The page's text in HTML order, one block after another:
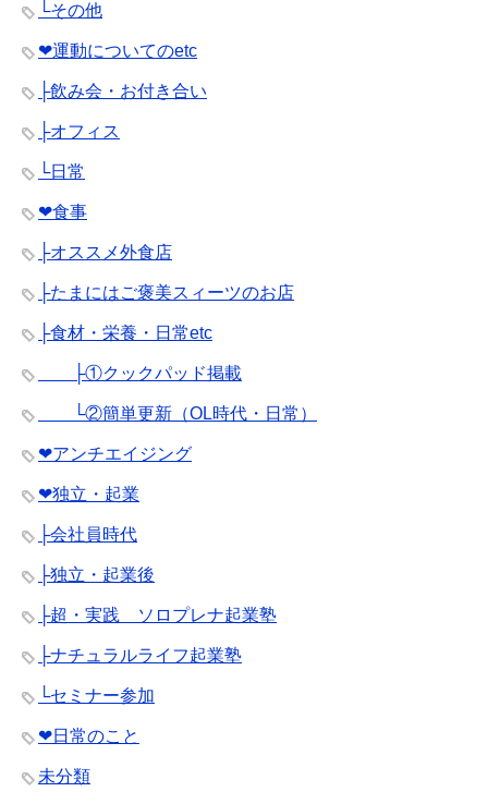
└その他
❤︎運動についてのetc
├飲み会・お付き合い
├オフィス
└日常
❤︎食事
├オススメ外食店
├たまにはご褒美スィーツのお店
├食材・栄養・日常etc
├①クックパッド掲載
└②簡単更新（OL時代・日常）
❤︎アンチエイジング
❤︎独立・起業
├会社員時代
├独立・起業後
├超・実践 ソロプレナ起業塾
├ナチュラルライフ起業塾
└セミナー参加
❤︎日常のこと
未分類